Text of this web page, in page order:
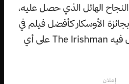
الهائل الذي حصل عليه،
الأوسكار كأفضل فيلم في
الوقت الذي لم يحصل فيه The Irishman على أي
إعلان